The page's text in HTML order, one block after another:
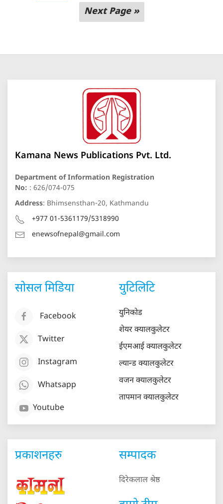
Next Page »
Kamana News Publications Pvt. Ltd.
Department of Information Registration
No: : 626/074-075
Address: Bhimsensthan-20, Kathmandu
+977 01-5361179/5318990
enewsofnepal@gmail.com
सोसल मिडिया
Facebook
Twitter
Instagram
Whatsapp
Youtube
युटिलिटि
युनिकोड
शेयर क्यालकुलेटर
ईएमआई क्यालकुलेटर
ल्यान्ड क्यालकुलेटर
वजन क्यालकुलेटर
तापमान क्यालकुलेटर
प्रकाशनहरु सम्पादक
दिरेकलाल श्रेष्ठ